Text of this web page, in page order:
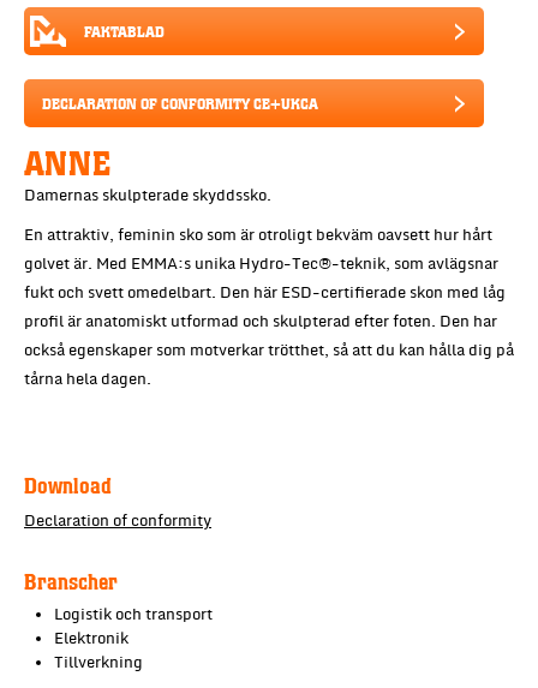
FAKTABLAD
DECLARATION OF CONFORMITY CE+UKCA
ANNE
Damernas skulpterade skyddssko.
En attraktiv, feminin sko som är otroligt bekväm oavsett hur hårt
golvet är. Med EMMA:s unika Hydro-Tec®-teknik, som avlägsnar
fukt och svett omedelbart. Den här ESD-certifierade skon med låg
profil är anatomiskt utformad och skulpterad efter foten. Den har
också egenskaper som motverkar trötthet, så att du kan hålla dig på
tårna hela dagen.
Download
Declaration of conformity
Branscher
Logistik och transport
Elektronik
Tillverkning